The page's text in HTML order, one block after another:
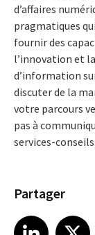
d’affaires
pragmatiques
fournir des
l’innovation et
d’information
discuter de la
votre parcours
pas à
services-conseils.
Partager
Share article on LinkedIn
LinkedIn
Share article